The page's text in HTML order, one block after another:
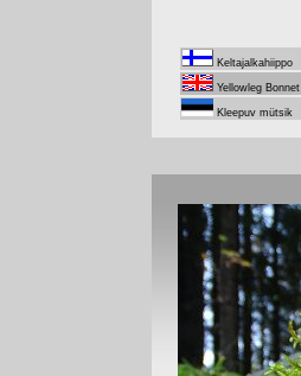
Keltajalkahiippo
Yellowleg Bonnet
Kleepuv mütsik